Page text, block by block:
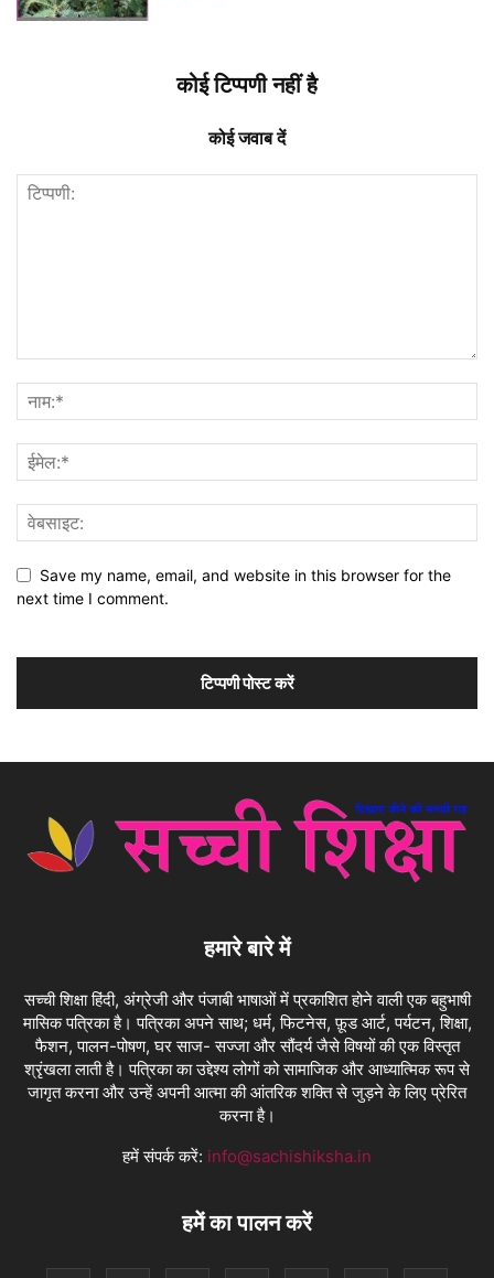
कोई टिप्पणी नहीं है
कोई जवाब दें
Save my name, email, and website in this browser for the
next time I comment.
हमारे बारे में
सच्ची शिक्षा हिंदी, अंग्रेजी और पंजाबी भाषाओं में प्रकाशित होने वाली एक बहुभाषी
मासिक पत्रिका है। पत्रिका अपने साथ; धर्म, फिटनेस, फ़ूड आर्ट, पर्यटन, शिक्षा,
फैशन, पालन-पोषण, घर साज- सज्जा और सौंदर्य जैसे विषयों की एक विस्तृत
श्रृंखला लाती है। पत्रिका का उद्देश्य लोगों को सामाजिक और आध्यात्मिक रूप से
जागृत करना और उन्हें अपनी आत्मा की आंतरिक शक्ति से जुड़ने के लिए प्रेरित
करना है।
हमें संपर्क करें: info@sachishiksha.in
हमें का पालन करें